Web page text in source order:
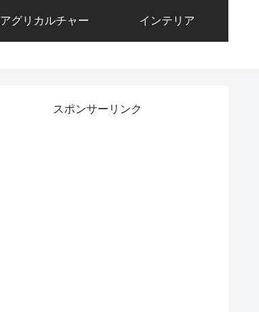
アグリカルチャー インテリア
スポンサーリンク